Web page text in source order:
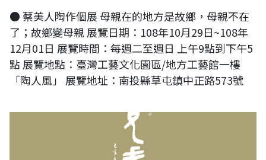
● 蔡美人陶作個展 母親在的地方是故鄉，母親不在
了；故鄉變母親 展覽日期：108年10月29日~108年
12月01日 展覽時間：每週二至週日 上午9點到下午5
點 展覽地點：臺灣工藝文化園區/地方工藝館一樓
「陶人風」 展覽地址：南投縣草屯鎮中正路573號
台灣木雕家 黃媽慶 2019 見素抱樸 畫冊精選作品